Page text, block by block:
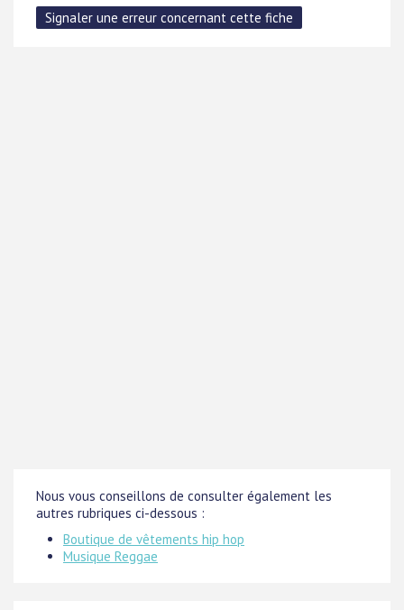
Nous vous conseillons de consulter également les
autres rubriques ci-dessous :
Boutique de vêtements hip hop
Musique Reggae